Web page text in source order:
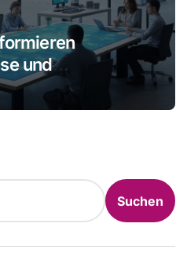
und
Suchen